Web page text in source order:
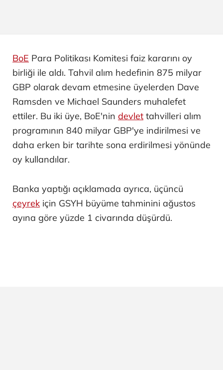
BoE Para Politikası Komitesi faiz kararını oy
birliği ile aldı. Tahvil alım hedefinin 875 milyar
GBP olarak devam etmesine üyelerden Dave
Ramsden ve Michael Saunders muhalefet
ettiler. Bu iki üye, BoE'nin devlet tahvilleri alım
programının 840 milyar GBP'ye indirilmesi ve
daha erken bir tarihte sona erdirilmesi yönünde
oy kullandılar.
Banka yaptığı açıklamada ayrıca, üçüncü
çeyrek için GSYH büyüme tahminini ağustos
ayına göre yüzde 1 civarında düşürdü.